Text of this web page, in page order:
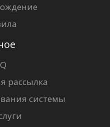
рассылка
системы